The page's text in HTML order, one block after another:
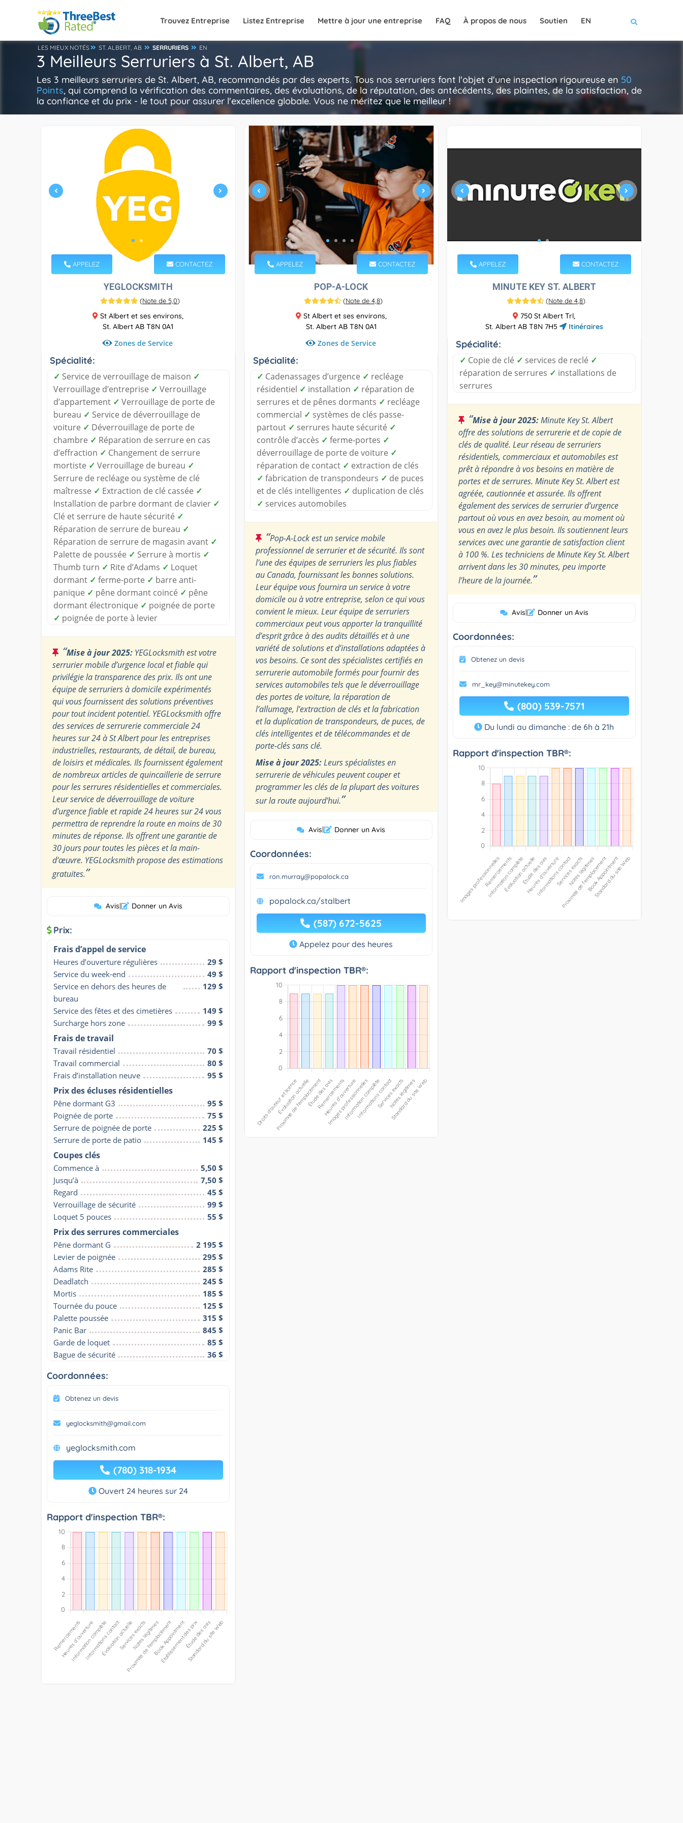
Trouvez Entreprise Listez Entreprise Mettre à jour une entreprise FAQ À propos de nous Soutien EN
LES MIEUX NOTÉS ST. ALBERT, AB SERRURIERS EN
3 Meilleurs Serruriers à St. Albert, AB
Les 3 meilleurs serruriers de St. Albert, AB, recommandés par des experts. Tous nos serruriers font l'objet d'une inspection rigoureuse en 50
Points, qui comprend la vérification des commentaires, des évaluations, de la réputation, des antécédents, des plaintes, de la satisfaction, de
la confiance et du prix - le tout pour assurer l'excellence globale. Vous ne méritez que le meilleur !
APPELEZ CONTACTEZ
YEGLOCKSMITH
(Note de 5,0)
St Albert et ses environs,
St. Albert AB T8N 0A1
Zones de Service
Spécialité:
✓ Service de verrouillage de maison ✓
Verrouillage d’entreprise ✓ Verrouillage
d’appartement ✓ Verrouillage de porte de
bureau ✓ Service de déverrouillage de
voiture ✓ Déverrouillage de porte de
chambre ✓ Réparation de serrure en cas
d’effraction ✓ Changement de serrure
mortiste ✓ Verrouillage de bureau ✓
Serrure de recléage ou système de clé
maîtresse ✓ Extraction de clé cassée ✓
Installation de parbre dormant de clavier ✓
Clé et serrure de haute sécurité ✓
Réparation de serrure de bureau ✓
Réparation de serrure de magasin avant ✓
Palette de poussée ✓ Serrure à mortis ✓
Thumb turn ✓ Rite d’Adams ✓ Loquet
dormant ✓ ferme-porte ✓ barre anti-
panique ✓ pêne dormant coincé ✓ pêne
dormant électronique ✓ poignée de porte
✓ poignée de porte à levier
“Mise à jour 2025: YEGLocksmith est votre
serrurier mobile d’urgence local et fiable qui
privilégie la transparence des prix. Ils ont une
équipe de serruriers à domicile expérimentés
qui vous fournissent des solutions préventives
pour tout incident potentiel. YEGLocksmith offre
des services de serrurerie commerciale 24
heures sur 24 à St Albert pour les entreprises
industrielles, restaurants, de détail, de bureau,
de loisirs et médicales. Ils fournissent également
de nombreux articles de quincaillerie de serrure
pour les serrures résidentielles et commerciales.
Leur service de déverrouillage de voiture
d’urgence fiable et rapide 24 heures sur 24 vous
permettra de reprendre la route en moins de 30
minutes de réponse. Ils offrent une garantie de
30 jours pour toutes les pièces et la main-
d’œuvre. YEGLocksmith propose des estimations
gratuites.”
Avis| Donner un Avis
Prix:
Frais d’appel de service
Heures d’ouverture régulières
29 $
Service du week-end
49 $
Service en dehors des heures de
bureau
129 $
Service des fêtes et des cimetières
149 $
Surcharge hors zone
99 $
Frais de travail
Travail résidentiel
70 $
Travail commercial
80 $
Frais d’installation neuve
95 $
Prix des écluses résidentielles
Pêne dormant G3
95 $
Poignée de porte
75 $
Serrure de poignée de porte
225 $
Serrure de porte de patio
145 $
Coupes clés
Commence à
5,50 $
Jusqu’à
7,50 $
Regard
45 $
Verrouillage de sécurité
99 $
Loquet 5 pouces
55 $
Prix des serrures commerciales
Pêne dormant G
2 195 $
Levier de poignée
295 $
Adams Rite
285 $
Deadlatch
245 $
Mortis
185 $
Tournée du pouce
125 $
Palette poussée
315 $
Panic Bar
845 $
Garde de loquet
85 $
Bague de sécurité
36 $
Coordonnées:
Obtenez un devis
yeglocksmith@gmail.com
yeglocksmith.com
(780) 318-1934
Ouvert 24 heures sur 24
Rapport d'inspection TBR®:
APPELEZ CONTACTEZ
POP-A-LOCK
(Note de 4,8)
St Albert et ses environs,
St. Albert AB T8N 0A1
Zones de Service
Spécialité:
✓ Cadenassages d’urgence ✓ recléage
résidentiel ✓ installation ✓ réparation de
serrures et de pênes dormants ✓ recléage
commercial ✓ systèmes de clés passe-
partout ✓ serrures haute sécurité ✓
contrôle d’accès ✓ ferme-portes ✓
déverrouillage de porte de voiture ✓
réparation de contact ✓ extraction de clés
✓ fabrication de transpondeurs ✓ de puces
et de clés intelligentes ✓ duplication de clés
✓ services automobiles
“Pop-A-Lock est un service mobile
professionnel de serrurier et de sécurité. Ils sont
l’une des équipes de serruriers les plus fiables
au Canada, fournissant les bonnes solutions.
Leur équipe vous fournira un service à votre
domicile ou à votre entreprise, selon ce qui vous
convient le mieux. Leur équipe de serruriers
commerciaux peut vous apporter la tranquillité
d’esprit grâce à des audits détaillés et à une
variété de solutions et d’installations adaptées à
vos besoins. Ce sont des spécialistes certifiés en
serrurerie automobile formés pour fournir des
services automobiles tels que le déverrouillage
des portes de voiture, la réparation de
l’allumage, l’extraction de clés et la fabrication
et la duplication de transpondeurs, de puces, de
clés intelligentes et de télécommandes et de
porte-clés sans clé.
Mise à jour 2025:Leurs spécialistes en
serrurerie de véhicules peuvent couper et
programmer les clés de la plupart des voitures
sur la route aujourd’hui.”
Avis| Donner un Avis
Coordonnées:
ron.murray@popalock.ca
popalock.ca/stalbert
(587) 672-5625
Appelez pour des heures
Rapport d'inspection TBR®:
APPELEZ CONTACTEZ
MINUTE KEY ST. ALBERT
(Note de 4,8)
750 St Albert Trl,
St. Albert AB T8N 7H5
Itinéraires
Spécialité:
✓ Copie de clé ✓ services de reclé ✓
réparation de serrures ✓ installations de
serrures
“Mise à jour 2025:Minute Key St. Albert
offre des solutions de serrurerie et de copie de
clés de qualité. Leur réseau de serruriers
résidentiels, commerciaux et automobiles est
prêt à répondre à vos besoins en matière de
portes et de serrures. Minute Key St. Albert est
agréée, cautionnée et assurée. Ils offrent
également des services de serrurier d’urgence
partout où vous en avez besoin, au moment où
vous en avez le plus besoin. Ils soutiennent leurs
services avec une garantie de satisfaction client
à 100 %. Les techniciens de Minute Key St. Albert
arrivent dans les 30 minutes, peu importe
l’heure de la journée.”
Avis| Donner un Avis
Coordonnées:
Obtenez un devis
mr_key@minutekey.com
(800) 539-7571
Du lundi au dimanche : de 6h à 21h
Rapport d'inspection TBR®: